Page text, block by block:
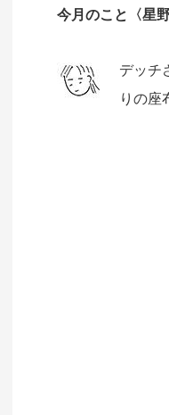
今月のこと〈星
デッチ
りの座